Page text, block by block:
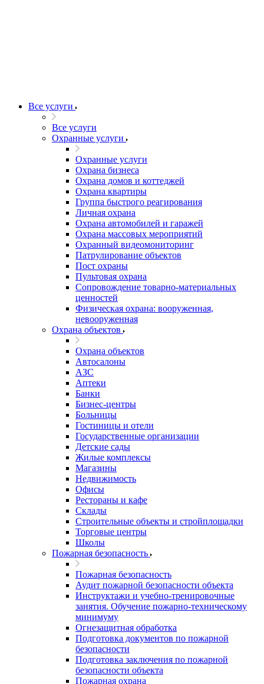
Все услуги
Все услуги
Охранные услуги
Охранные услуги
Охрана бизнеса
Охрана домов и коттеджей
Охрана квартиры
Группа быстрого реагирования
Личная охрана
Охрана автомобилей и гаражей
Охрана массовых мероприятий
Охранный видеомониторинг
Патрулирование объектов
Пост охраны
Пультовая охрана
Сопровождение товарно-материальных
ценностей
Физическая охрана: вооруженная,
невооруженная
Охрана объектов
Охрана объектов
Автосалоны
АЗС
Аптеки
Банки
Бизнес-центры
Больницы
Гостиницы и отели
Государственные организации
Детские сады
Жилые комплексы
Магазины
Недвижимость
Офисы
Рестораны и кафе
Склады
Строительные объекты и стройплощадки
Торговые центры
Школы
Пожарная безопасность
Пожарная безопасность
Аудит пожарной безопасности объекта
Инструктажи и учебно-тренировочные
занятия. Обучение пожарно-техническому
минимуму
Огнезащитная обработка
Подготовка документов по пожарной
безопасности
Подготовка заключения по пожарной
безопасности объекта
Пожарная охрана